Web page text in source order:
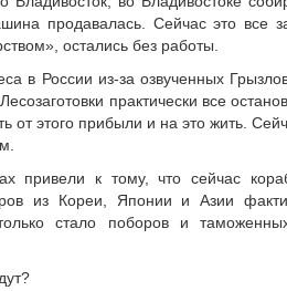
продавалась. Сейчас это все
остались без работы.
в России из-за озвученных
практически все
от этого прибыли и на это жить.
привели к тому, что сейчас
из Кореи, Японии и Азии
стало поборов и